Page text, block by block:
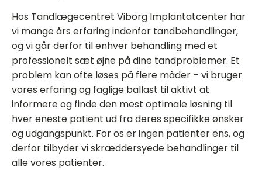
Hos Tandlægecentret Viborg Implantatcenter har
vi mange års erfaring indenfor tandbehandlinger,
og vi går derfor til enhver behandling med et
professionelt sæt øjne på dine tandproblemer. Et
problem kan ofte løses på flere måder – vi bruger
vores erfaring og faglige ballast til aktivt at
informere og finde den mest optimale løsning til
hver eneste patient ud fra deres specifikke ønsker
og udgangspunkt. For os er ingen patienter ens, og
derfor tilbyder vi skræddersyede behandlinger til
alle vores patienter.